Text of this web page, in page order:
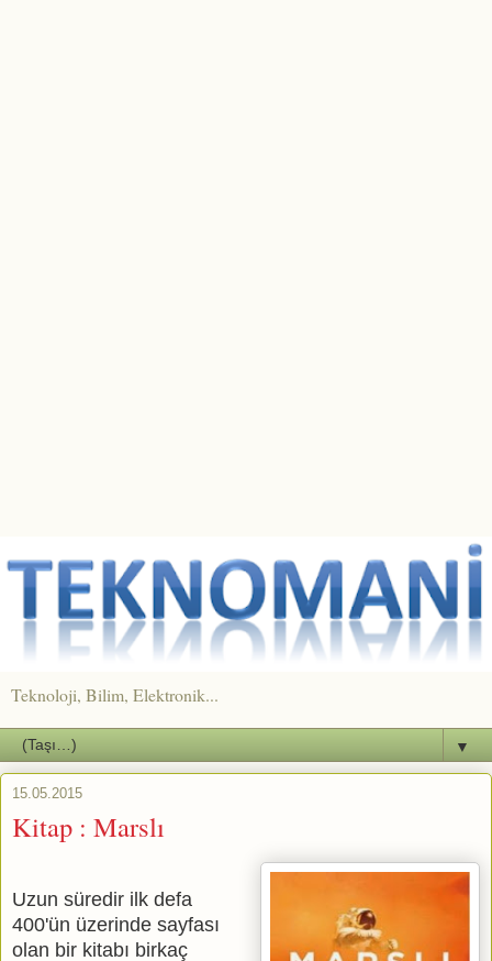
Teknoloji, Bilim, Elektronik...
▼
15.05.2015
Kitap : Marslı
Uzun süredir ilk defa
400'ün üzerinde sayfası
olan bir kitabı birkaç